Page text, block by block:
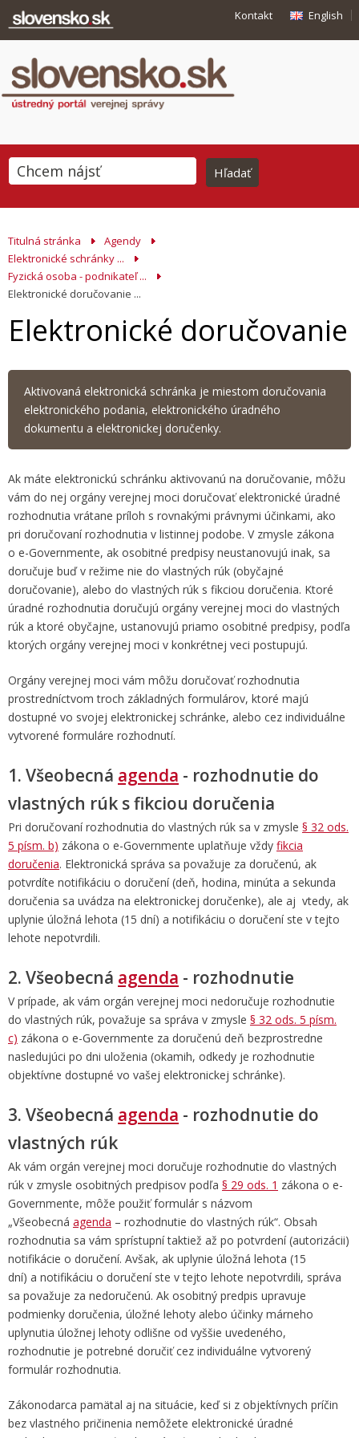
Kontakt English
Titulná stránka
Agendy
Elektronické schránky ...
Fyzická osoba - podnikateľ ...
Elektronické doručovanie ...
Elektronické doručovanie
Aktivovaná elektronická schránka je miestom doručovania
elektronického podania, elektronického úradného
dokumentu a elektronickej doručenky.
Ak máte elektronickú schránku aktivovanú na doručovanie, môžu
vám do nej orgány verejnej moci doručovať elektronické úradné
rozhodnutia vrátane príloh s rovnakými právnymi účinkami, ako
pri doručovaní rozhodnutia v listinnej podobe. V zmysle zákona
o e-Governmente, ak osobitné predpisy neustanovujú inak, sa
doručuje buď v režime nie do vlastných rúk (obyčajné
doručovanie), alebo do vlastných rúk s fikciou doručenia. Ktoré
úradné rozhodnutia doručujú orgány verejnej moci do vlastných
rúk a ktoré obyčajne, ustanovujú priamo osobitné predpisy, podľa
ktorých orgány verejnej moci v konkrétnej veci postupujú.
Orgány verejnej moci vám môžu doručovať rozhodnutia
prostredníctvom troch základných formulárov, ktoré majú
dostupné vo svojej elektronickej schránke, alebo cez individuálne
vytvorené formuláre rozhodnutí.
1. Všeobecná agenda - rozhodnutie do
vlastných rúk s fikciou doručenia
Pri doručovaní rozhodnutia do vlastných rúk sa v zmysle § 32 ods.
5 písm. b) zákona o e-Governmente uplatňuje vždy fikcia
doručenia. Elektronická správa sa považuje za doručenú, ak
potvrdíte notifikáciu o doručení(deň, hodina, minúta a sekunda
doručenia sa uvádza na elektronickej doručenke), ale aj vtedy, ak
uplynie úložná lehota (15 dní) a notifikáciu o doručení ste v tejto
lehote nepotvrdili.
2. Všeobecná agenda - rozhodnutie
V prípade, ak vám orgán verejnej moci nedoručuje rozhodnutie
do vlastných rúk, považuje sa správa v zmysle § 32 ods. 5 písm.
c) zákona o e-Governmente za doručenú deň bezprostredne
nasledujúci po dni uloženia (okamih, odkedy je rozhodnutie
objektívne dostupné vo vašej elektronickej schránke).
3. Všeobecná agenda - rozhodnutie do
vlastných rúk
Ak vám orgán verejnej moci doručuje rozhodnutie do vlastných
rúk v zmysle osobitných predpisov podľa § 29 ods. 1 zákona o e-
Governmente, môže použiť formulár s názvom
„Všeobecná agenda – rozhodnutie do vlastných rúk“. Obsah
rozhodnutia sa vám sprístupní taktiež až po potvrdení (autorizácii)
notifikácie o doručení. Avšak, ak uplynie úložná lehota (15
dní) a notifikáciu o doručení ste v tejto lehote nepotvrdili, správa
sa považuje za nedoručenú. Ak osobitný predpis upravuje
podmienky doručenia, úložné lehoty alebo účinky márneho
uplynutia úložnej lehoty odlišne od vyššie uvedeného,
rozhodnutie je potrebné doručiť cez individuálne vytvorený
formulár rozhodnutia.
Zákonodarca pamätal aj na situácie, keď si z objektívnych príčin
bez vlastného pričinenia nemôžete elektronické úradné